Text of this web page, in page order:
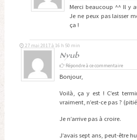
Merci beaucoup ^^ Il y
Je ne peux pas laisser
ça !
Nyub
27 mai 2017 à 16 h 50 min
Répondre à ce commentaire
Bonjour,
Voilà, ça y est ! C’est
vraiment, n’est-ce pas ?
Je n’arrive pas à croire.
J’avais sept ans, peut-être